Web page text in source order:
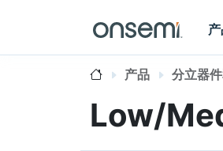
产品 分立器
Low/